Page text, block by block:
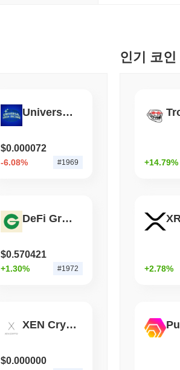
zkLink (ZKL)는 어디에서 구매할 수 있나
zkLink의 현재 일일 거래량은 얼마인가
다.
zkLink는 현재 ATH보다 낮게 거래되고
zkLink의 현재 시가총액은 얼마인가요?
zkLink의 시가총액은 약
, 시장 규모
지난 7일 동안 zkLink는 상승하여0.87%
교하여 ZKL의 가격 움직임에서 강력한 성과를 나
August 07
JPYC,
Universal High Income
$0.000072
-6.08% #1969
DeFi Growth Index
$0.570421
+1.30% #1972
XEN Crypto
$0.000000
인기 코인
+14.79%
+2.78%